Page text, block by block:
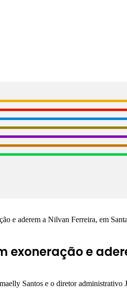
e aderem a Nilvan Ferreira, em
exoneração e
Santos e o diretor